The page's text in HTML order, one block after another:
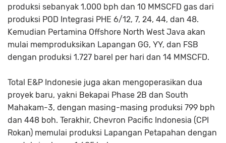
produksi sebanyak 1.000 bph dan 10 MMSCFD gas dari
produksi POD Integrasi PHE 6/12, 7, 24, 44, dan 48.
Kemudian Pertamina Offshore North West Java akan
mulai memproduksikan Lapangan GG, YY, dan FSB
dengan produksi 1.727 barel per hari dan 14 MMSCFD.
Total E&P Indonesie juga akan mengoperasikan dua
proyek baru, yakni Bekapai Phase 2B dan South
Mahakam-3, dengan masing-masing produksi 799 bph
dan 448 boh. Terakhir, Chevron Pacific Indonesia (CPI
Rokan) memulai produksi Lapangan Petapahan dengan